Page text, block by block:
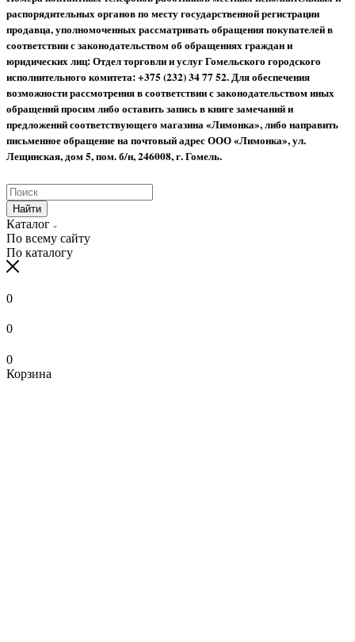
распорядительных органов по месту государственной регистрации
продавца, уполномоченных рассматривать обращения покупателей в
соответствии с законодательством об обращениях граждан и
юридических лиц: Отдел торговли и услуг Гомельского городского
исполнительного комитета: +375 (232) 34 77 52.Для обеспечения
возможности рассмотрения в соответствии с законодательством иных
обращений просим либо оставить запись в книге замечаний и
предложений соответствующего магазина «Лимонка», либо направить
письменное обращение на почтовый адрес ООО «Лимонка», ул.
Лещинская, дом 5, пом. б/н, 246008, г. Гомель.
Найти
Каталог
По всему сайту
По каталогу
0
0
0
Корзина